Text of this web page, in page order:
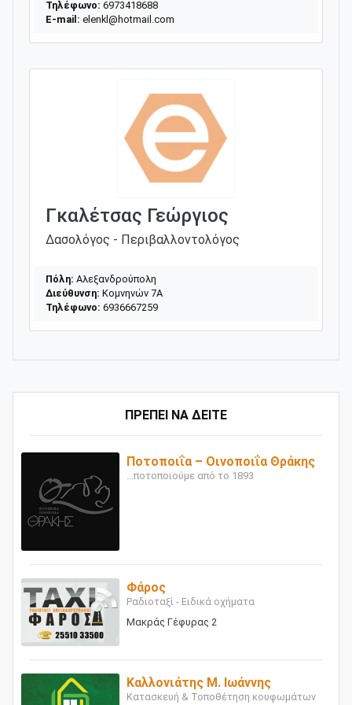
ΠΡΕΠΕΙ ΝΑ ΔΕΙΤΕ
Ποτοποιΐα – Οινοποιΐα Θράκης
...ποτοποιούμε από το 1893
Φάρος
Ραδιοταξί - Ειδικά οχήματα
Μακράς Γέφυρας 2
Καλλονιάτης Μ. Ιωάννης
Κατασκευή & Τοποθέτηση κουφωμάτων
Τηλέφωνο: 6973418688
E-mail: elenkl@hotmail.com
Γκαλέτσας Γεώργιος
Δασολόγος - Περιβαλλοντολόγος
Πόλη: Αλεξανδρούπολη
Διεύθυνση: Κομνηνών 7Α
Τηλέφωνο: 6936667259